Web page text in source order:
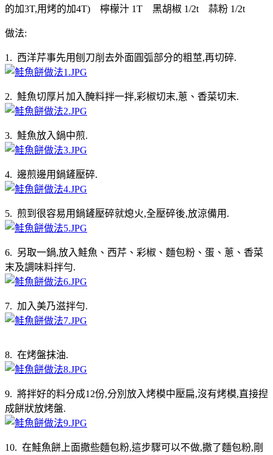
的加3T,用烤的加4T) 檸檬汁 1T 黑胡椒 1/2t 蒜粉 1/2t
做法:
1. 西洋芹事先用刨刀削去外面圓弧部分的粗莖,再切碎.
2. 鮭魚切厚片加入醃料拌一拌,彩椒切末,蔥、香菜切末.
3. 鮭魚放入鍋中煎.
4. 邊煎邊用鍋鏟壓碎.
5. 煎到很容易用鍋鏟壓碎就熄火,全壓碎後,放涼備用.
6. 另取一鍋,放入鮭魚、西芹、彩椒、麵包粉、蛋、蔥、香菜
末及調味料拌勻.
7. 加入美乃滋拌勻.
8. 在烤盤抹油.
9. 將拌好的料分成12份,分別放入烤模中壓扁,沒有烤模,直接揑
成餅狀放烤盤.
10. 在鮭魚餅上面撒些麵包粉,這步驟可以不做,撒了麵包粉,剛